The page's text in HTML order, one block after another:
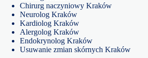
Chirurg naczyniowy Kraków
Neurolog Kraków
Kardiolog Kraków
Alergolog Kraków
Endokrynolog Kraków
Usuwanie zmian skórnych Kraków